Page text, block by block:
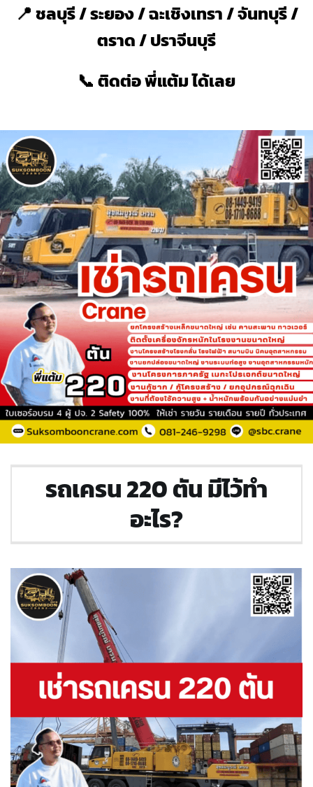
📍 ชลบุรี / ระยอง / ฉะเชิงเทรา / จันทบุรี /
ตราด / ปราจีนบุรี
📞 ติดต่อ พี่แต้ม ได้เลย
รถเครน 220 ตัน มีไว้ทำ
อะไร?